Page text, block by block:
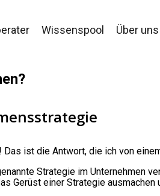
Wissenspool Über uns
ist die Antwort, die ich von
Strategie im Unternehmen
Gerüst einer Strategie